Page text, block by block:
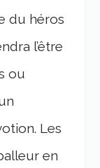
du héros
l’être
ou
Les
en